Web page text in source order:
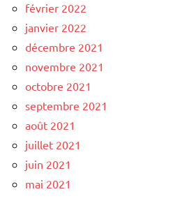
février 2022
janvier 2022
décembre 2021
novembre 2021
octobre 2021
septembre 2021
août 2021
juillet 2021
juin 2021
mai 2021